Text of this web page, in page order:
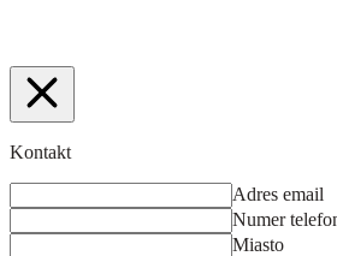
Kontakt
Adres email
Numer
Miasto